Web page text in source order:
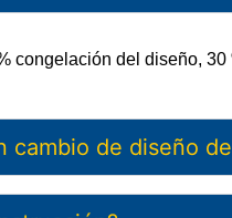
congelación del diseño, 30
cambio de diseño